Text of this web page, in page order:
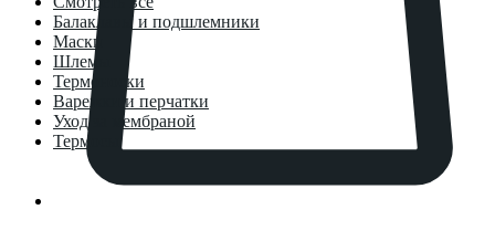
Балаклавы и подшлемники
Маски
Шлемы
Термоноски
Варежки и перчатки
Уход за мембраной
Термосы